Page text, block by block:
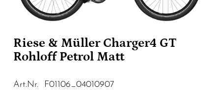
Riese & Müller Charger4 GT
Rohloff Petrol Matt
Art.Nr. F01106_04010907